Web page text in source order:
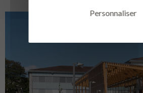
Personnaliser